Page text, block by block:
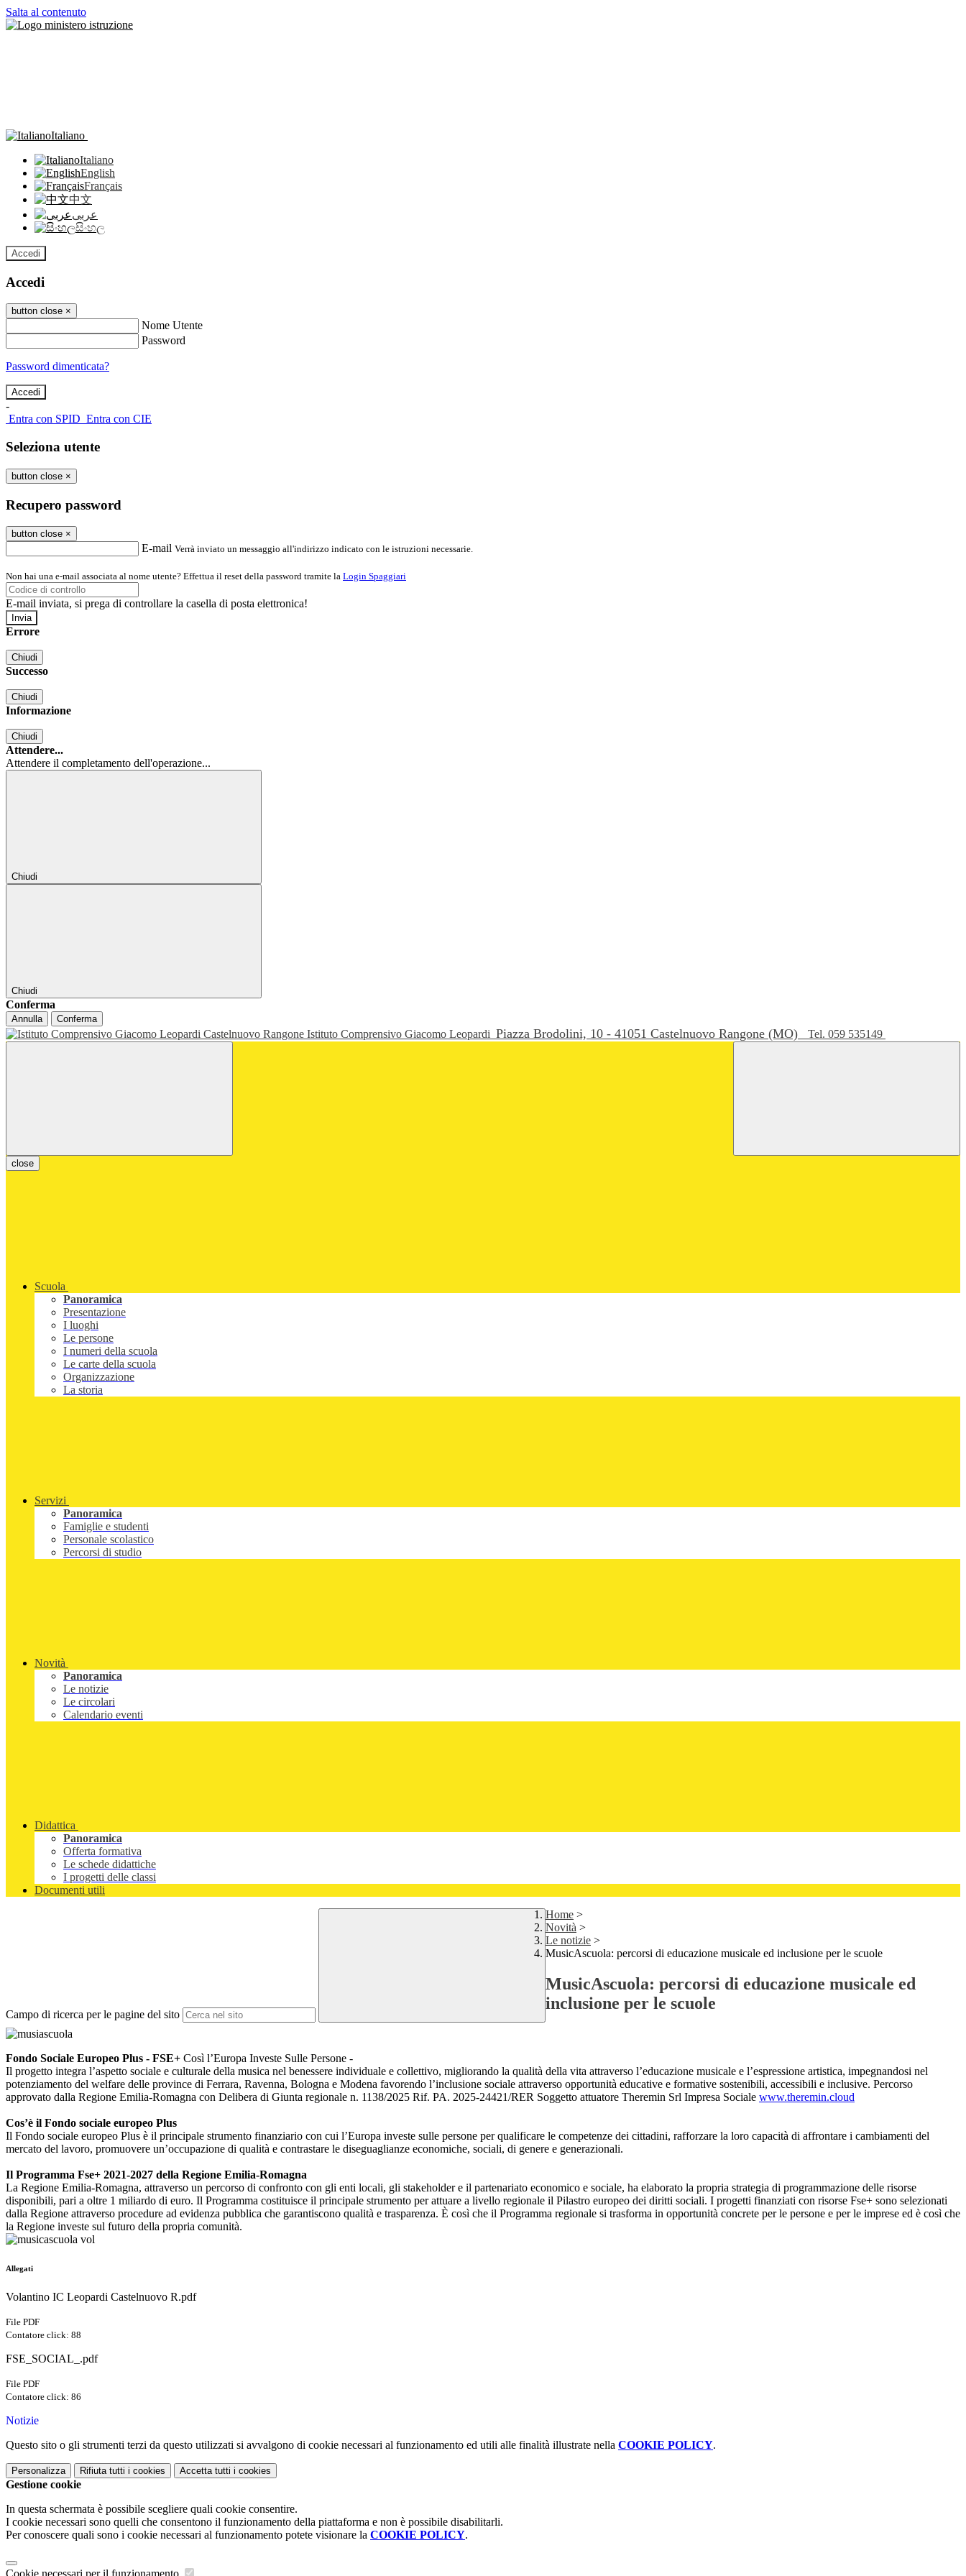
Salta al contenuto
Italiano
Italiano
English
Français
中文
عربى
සිංහල
Accedi
Accedi
button close ×
Nome Utente
Password
Password dimenticata?
-
Entra con SPID Entra con CIE
Seleziona utente
button close ×
Recupero password
button close ×
E-mail Verrà inviato un messaggio all'indirizzo indicato con le istruzioni necessarie.
Non hai una e-mail associata al nome utente? Effettua il reset della password tramite la Login Spaggiari
E-mail inviata, si prega di controllare la casella di posta elettronica!
Errore
Chiudi
Successo
Chiudi
Informazione
Chiudi
Attendere...
Attendere il completamento dell'operazione...
Chiudi
Chiudi
Conferma
Annulla Conferma
Istituto Comprensivo Giacomo Leopardi Piazza Brodolini, 10 - 41051 Castelnuovo Rangone (MO) Tel. 059 535149
close
Scuola
Panoramica
Presentazione
I luoghi
Le persone
I numeri della scuola
Le carte della scuola
Organizzazione
La storia
Servizi
Panoramica
Famiglie e studenti
Personale scolastico
Percorsi di studio
Novità
Panoramica
Le notizie
Le circolari
Calendario eventi
Didattica
Panoramica
Offerta formativa
Le schede didattiche
I progetti delle classi
Documenti utili
Campo di ricerca per le pagine del sito
Home >
Novità >
Le notizie >
MusicAscuola: percorsi di educazione musicale ed inclusione per le scuole
MusicAscuola: percorsi di educazione musicale ed
inclusione per le scuole
Fondo Sociale Europeo Plus - FSE+ Così l’Europa Investe Sulle Persone -
Il progetto integra l’aspetto sociale e culturale della musica nel benessere individuale e collettivo, migliorando la qualità della vita attraverso l’educazione musicale e l’espressione artistica, impegnandosi nel
potenziamento del welfare delle province di Ferrara, Ravenna, Bologna e Modena favorendo l’inclusione sociale attraverso opportunità educative e formative sostenibili, accessibili e inclusive. Percorso
approvato dalla Regione Emilia-Romagna con Delibera di Giunta regionale n. 1138/2025 Rif. PA. 2025-24421/RER Soggetto attuatore Theremin Srl Impresa Sociale www.theremin.cloud
Cos’è il Fondo sociale europeo Plus
Il Fondo sociale europeo Plus è il principale strumento finanziario con cui l’Europa investe sulle persone per qualificare le competenze dei cittadini, rafforzare la loro capacità di affrontare i cambiamenti del
mercato del lavoro, promuovere un’occupazione di qualità e contrastare le diseguaglianze economiche, sociali, di genere e generazionali.
Il Programma Fse+ 2021-2027 della Regione Emilia-Romagna
La Regione Emilia-Romagna, attraverso un percorso di confronto con gli enti locali, gli stakeholder e il partenariato economico e sociale, ha elaborato la propria strategia di programmazione delle risorse
disponibili, pari a oltre 1 miliardo di euro. Il Programma costituisce il principale strumento per attuare a livello regionale il Pilastro europeo dei diritti sociali. I progetti finanziati con risorse Fse+ sono selezionati
dalla Regione attraverso procedure ad evidenza pubblica che garantiscono qualità e trasparenza. È così che il Programma regionale si trasforma in opportunità concrete per le persone e per le imprese ed è così che
la Regione investe sul futuro della propria comunità.
Allegati
Volantino IC Leopardi Castelnuovo R.pdf
File PDF
Contatore click: 88
FSE_SOCIAL_.pdf
File PDF
Contatore click: 86
Notizie
Questo sito o gli strumenti terzi da questo utilizzati si avvalgono di cookie necessari al funzionamento ed utili alle finalità illustrate nella COOKIE POLICY.
Personalizza Rifiuta tutti i cookies Accetta tutti i cookies
Gestione cookie
In questa schermata è possibile scegliere quali cookie consentire.
I cookie necessari sono quelli che consentono il funzionamento della piattaforma e non è possibile disabilitarli.
Per conoscere quali sono i cookie necessari al funzionamento potete visionare la COOKIE POLICY.
Cookie necessari per il funzionamento